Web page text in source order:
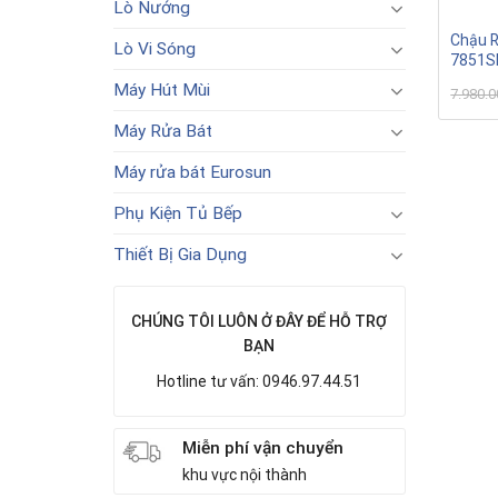
Lò Nướng
Lò Vi Sóng
Máy Hút Mùi
Máy Rửa Bát
Máy rửa bát Eurosun
Phụ Kiện Tủ Bếp
Thiết Bị Gia Dụng
CHÚNG TÔI LUÔN Ở ĐÂY ĐỂ HỖ TRỢ
BẠN
Hotline tư vấn: 0946.97.44.51
Miễn phí vận chuyển
khu vực nội thành
Chậu